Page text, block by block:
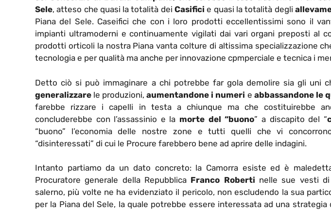
Sele, atteso che quasi la totalità deiCasifici e quasi la totalità degli
Piana del Sele. Caseifici che con i loro prodotti eccellentissimi sono il
impianti ultramoderni e continuamente vigilati dai vari organi preposti al
prodotti orticoli la nostra Piana vanta colture di altissima specializzazione
tecnologia e per qualità ma anche per innovazione cpmperciale e tecnica i
Detto ciò si può immaginare a chi potrebbe far gola demolire sia gli uni
generalizzare le produzioni,aumentandone i numeri e abbassandone le
farebbe rizzare i capelli in testa a chiunque ma che costituirebbe
concluderebbe con l’assassinio e la morte del “buono” a discapito del “
“buono” l’economia delle nostre zone e tutti quelli che vi
“disinteressati” di cui le Procure farebbero bene ad aprire delle indagini.
Intanto partiamo da un dato concreto: la Camorra esiste ed è
Procuratore generale della Repubblica Franco Roberti nelle sue vesti di
salerno, più volte ne ha evidenziato il pericolo, non escludendo la sua
per la Piana del Sele, la quale potrebbe essere interessata ad una